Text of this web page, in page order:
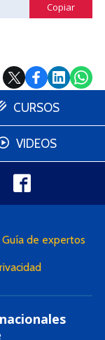
CURSOS
VIDEOS
Guía de expertos